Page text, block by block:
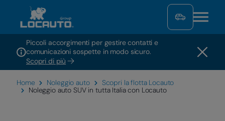
Piccoli accorgimenti per gestire contatti e
comunicazioni sospette in modo sicuro.
Scopri di più
Home Noleggio auto
Scopri la flotta Locauto
Noleggio auto SUV in tutta Italia con Locauto